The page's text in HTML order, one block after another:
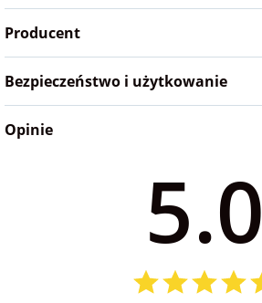
na Wielkanoc
na wieczór
panieński
Producent
Bezpieczeństwo i użytkowanie
Opinie
5.0